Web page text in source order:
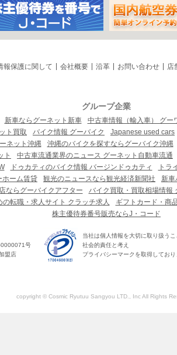
報保護に関して 会社概要 沿革 お問い合わせ 店
グループ企業
新車ならグーネット新車 中古車情報（輸入車） グー
ト買取
バイク情報 グーバイク Japanese used cars
ネット沖縄
沖縄のバイクを探すならグーバイク沖縄
ト
中古車流通業界のニュース グーネット自動車流通
ドゥカティのバイク情報 バージンドゥカティ
トラ
ホーム賃貸
観光のニュースなら観光経済新聞社
新
ならグーバイクアフター
バイク買取・買取相場情報
の転職・求人サイト クラッチ求人 ギフトカード・商
株主優待券番号販売ならJ・コード
号
盟店
当社は個人情報を大切に取り扱うこ
社会的責任と考え
プライバシーマークを取得しており
copyright © Cosmic Ryutuu Sangyou LTD., Inc All Rights